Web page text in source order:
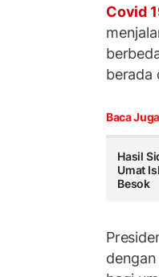
Covid
berada
Baca Juga
Hasil
Umat
Besok